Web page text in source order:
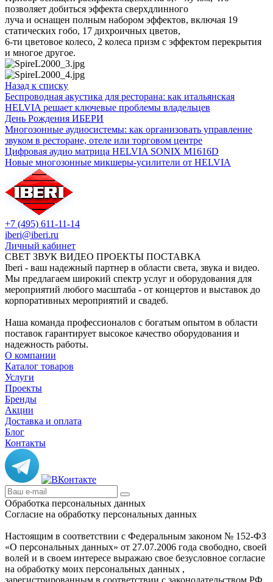
позволяет добиться эффекта сверхдлинного
луча и оснащен полным набором эффектов, включая 19
статических гобо, 17 дихроичных цветов,
6-ти цветовое колесо, 2 колеса призм с эффектом перекрытия
и многое другое.
Назад к списку
Беспроводная акустика для ресторана: как итальянская
HELVIA решает ключевые проблемы владельцев
День Рождения ИБЕРИ
Многозонные аудиосистемы: как организовать управление
звуком в ресторане, отеле или торговом центре
Цифровая аудио матрица HELVIA SONIX M1616D
Новые многозонные микшеры-усилители от HELVIA
+7 (495) 611-11-14
iberi@iberi.ru
Личный кабинет
СВЕТ ЗВУК ВИДЕО ПРОЕКТЫ ПОСТАВКА
Iberi - ваш надежный партнер в области света, звука и видео.
Мы предлагаем широкий спектр услуг и оборудования для
мероприятий любого масштаба - от концертов и выставок до
корпоративных мероприятий и свадеб.
Наша команда профессионалов с богатым опытом в области
поставок гарантирует высокое качество оборудования и
надежность работы.
О компании
Каталог товаров
Услуги
Проекты
Бренды
Акции
Доставка и оплата
Блог
Контакты
Обработка персональных данных
Согласие на обработку персональных данных
Настоящим в соответствии с Федеральным законом № 152-ФЗ
«О персональных данных» от 27.07.2006 года свободно, своей
волей и в своем интересе выражаю свое безусловное согласие
на обработку моих персональных данных ,
зарегистрированным в соответствии с законодательством РФ